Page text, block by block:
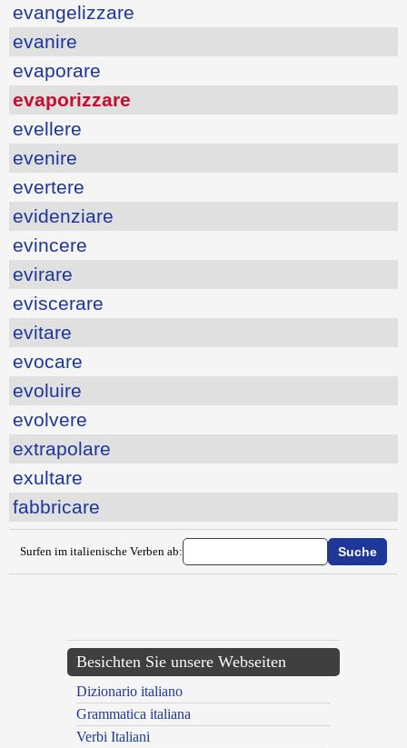
evangelizzare
evanire
evaporare
evaporizzare
evellere
evenire
evertere
evidenziare
evincere
evirare
eviscerare
evitare
evocare
evoluire
evolvere
extrapolare
exultare
fabbricare
Surfen im italienische Verben ab:
Besichten Sie unsere Webseiten
Dizionario italiano
Grammatica italiana
Verbi Italiani